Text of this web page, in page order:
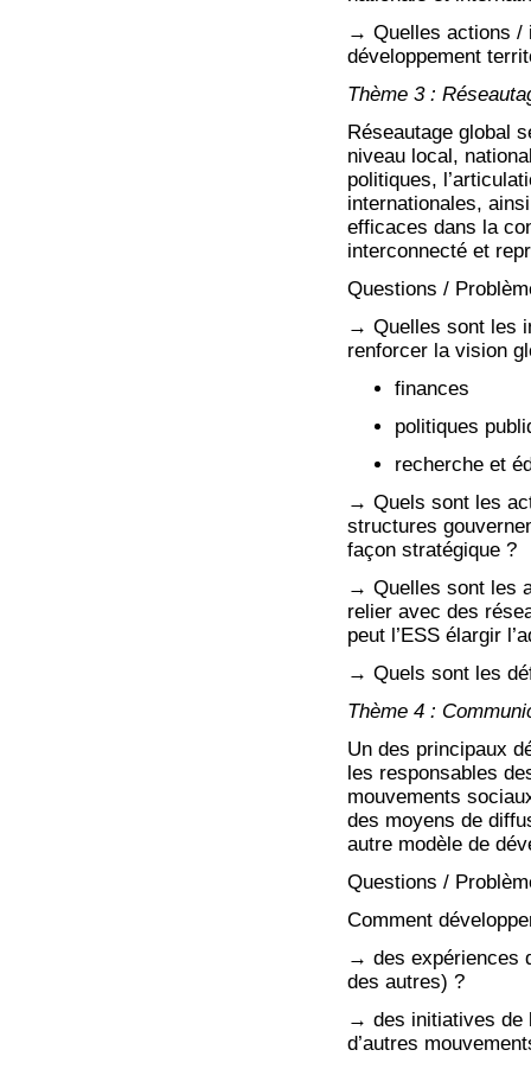
→ Quelles actions /
développement
Thème 3 :
Réseautage global
niveau local,
politiques,
internationales,
efficaces dans la
interconnecté et
Questions /
→ Quelles sont les
renforcer la vision
finances
politiques
recherche et
→ Quels sont les
structures
façon stratégique ?
→ Quelles sont les
relier avec des
peut l’ESS élargir
→ Quels sont les
Thème 4 :
Un des principaux
les responsables
mouvements
des moyens de
autre modèle de
Questions /
Comment
→ des expériences
des autres) ?
→ des initiatives de
d’autres